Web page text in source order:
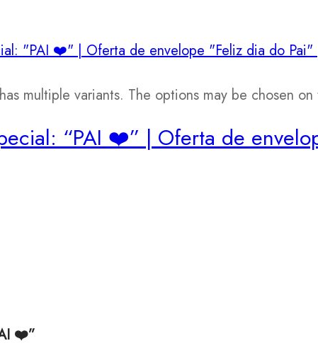
multiple variants. The options may be chosen
“PAI ❤️” | Oferta de
❤️”